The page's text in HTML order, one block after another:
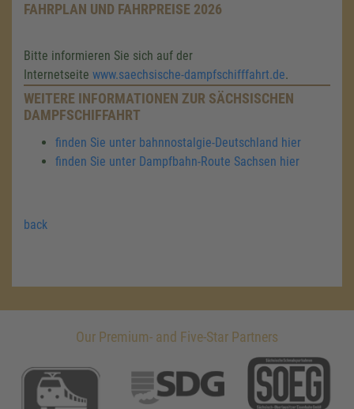
FAHRPLAN UND FAHRPREISE 2026
Bitte informieren Sie sich auf der
Internetseite www.saechsische-dampfschifffahrt.de.
WEITERE INFORMATIONEN ZUR SÄCHSISCHEN
DAMPFSCHIFFAHRT
finden Sie unter bahnnostalgie-Deutschland hier
finden Sie unter Dampfbahn-Route Sachsen hier
back
Our Premium- and Five-Star Partners